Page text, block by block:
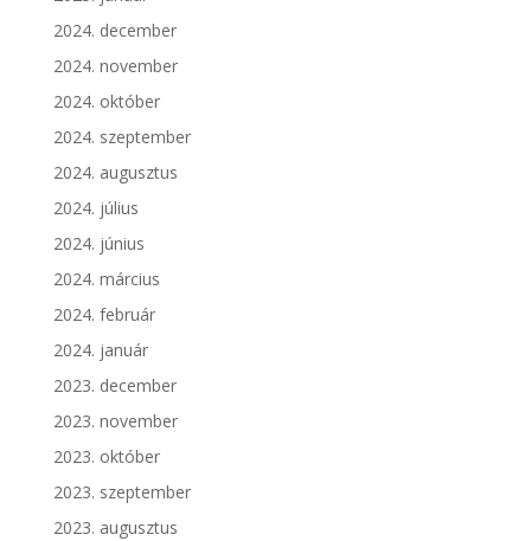
2024. december
2024. november
2024. október
2024. szeptember
2024. augusztus
2024. július
2024. június
2024. március
2024. február
2024. január
2023. december
2023. november
2023. október
2023. szeptember
2023. augusztus